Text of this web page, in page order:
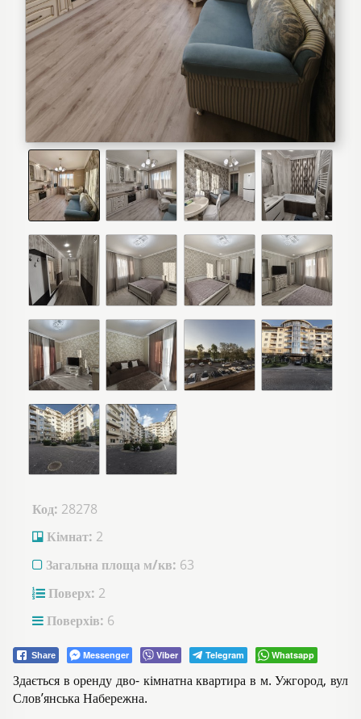
Код: 28278
Кімнат: 2
Загальна площа м/кв: 63
Поверх: 2
Поверхів: 6
Share Messenger Viber Telegram Whatsapp
Здається в оренду дво- кімнатна квартира в м. Ужгород, вул
Слов’янська Набережна.